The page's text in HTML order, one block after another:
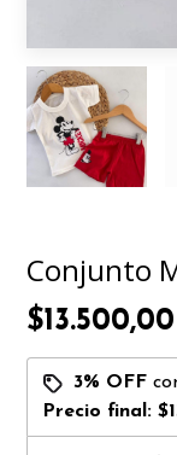
Conjunto
$13.500,00
3% OFF
Precio final: